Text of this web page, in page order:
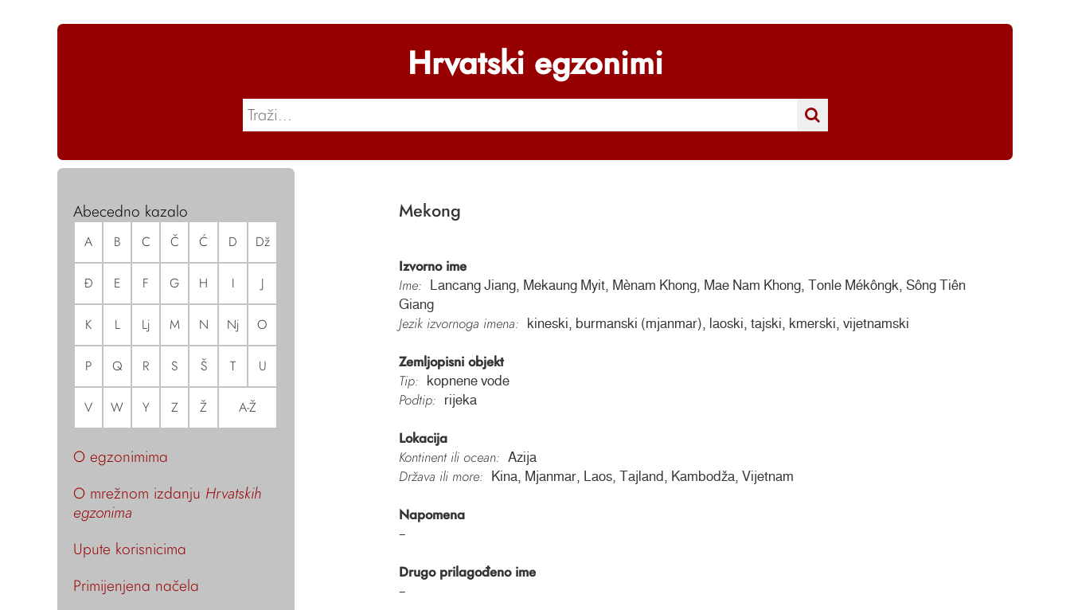
Hrvatski egzonimi
Abecedno kazalo
A B C Č Ć D Dž
Đ E F G H I J
K L Lj M N Nj O
P Q R S Š T U
V W Y Z Ž A-Ž
O egzonimima
O mrežnom izdanju Hrvatskih
egzonima
Upute korisnicima
Primijenjena načela
Mekong
Izvorno ime
Ime:
Lancang Jiang, Mekaung Myit, Mènam Khong, Mae Nam Khong, Tonle Mékôngk, Sông Tiên
Giang
Jezik izvornoga imena: kineski, burmanski (mjanmar), laoski, tajski, kmerski, vijetnamski
Zemljopisni objekt
Tip:
kopnene vode
Podtip: rijeka
Lokacija
Kontinent ili ocean:
Azija
Država ili more: Kina, Mjanmar, Laos, Tajland, Kambodža, Vijetnam
Napomena
–
Drugo prilagođeno ime
–